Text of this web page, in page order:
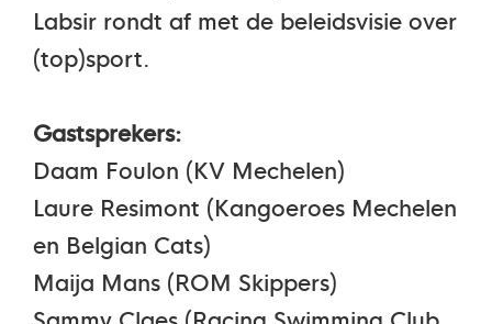
Labsir rondt af met de beleidsvisie over
(top)sport.
Gastsprekers:
Daam Foulon (KV Mechelen)
Laure Resimont (Kangoeroes Mechelen
en Belgian Cats)
Maija Mans (ROM Skippers)